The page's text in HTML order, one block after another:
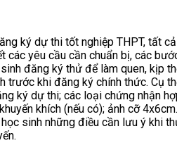
ký dự thi tốt nghiệp THPT, tất
các yêu cầu cần chuẩn bị, các
đăng ký thử để làm quen, kịp
trước khi đăng ký chính thức. Cụ
ký dự thi; các loại chứng nhận
khích (nếu có); ảnh cỡ
sinh những điều cần lưu ý khi